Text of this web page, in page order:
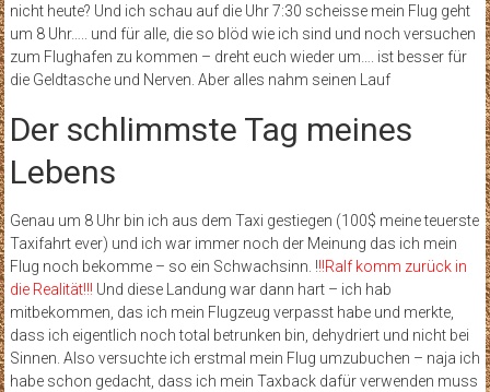
nicht heute? Und ich schau auf die Uhr 7:30 scheisse mein Flug geht
um 8 Uhr….. und für alle, die so blöd wie ich sind und noch versuchen
zum Flughafen zu kommen – dreht euch wieder um…. ist besser für
die Geldtasche und Nerven. Aber alles nahm seinen Lauf
Der schlimmste Tag meines
Lebens
Genau um 8 Uhr bin ich aus dem Taxi gestiegen (100$ meine teuerste
Taxifahrt ever) und ich war immer noch der Meinung das ich mein
Flug noch bekomme – so ein Schwachsinn. !!!Ralf komm zurück in
die Realität!!! Und diese Landung war dann hart – ich hab
mitbekommen, das ich mein Flugzeug verpasst habe und merkte,
dass ich eigentlich noch total betrunken bin, dehydriert und nicht bei
Sinnen. Also versuchte ich erstmal mein Flug umzubuchen – naja ich
habe schon gedacht, dass ich mein Taxback dafür verwenden muss